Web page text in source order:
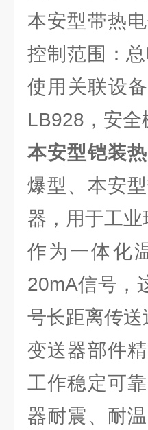
本安型带热
控制范围：
使用关联设
LB928，安
本安型铠装
爆型、本安
器，用于工业
作为一体化
20mA信号，
号长距离传
变送器部件
工作稳定可
器耐震、耐